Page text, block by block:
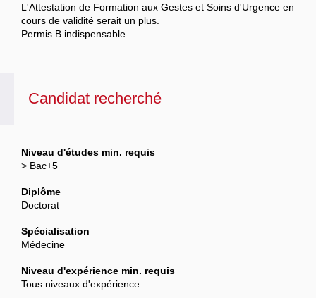
L'Attestation de Formation aux Gestes et Soins d'Urgence en
cours de validité serait un plus.
Permis B indispensable
Candidat recherché
Niveau d'études min. requis
> Bac+5
Diplôme
Doctorat
Spécialisation
Médecine
Niveau d'expérience min. requis
Tous niveaux d'expérience